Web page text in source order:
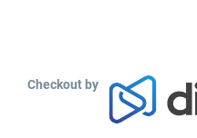
Checkout by